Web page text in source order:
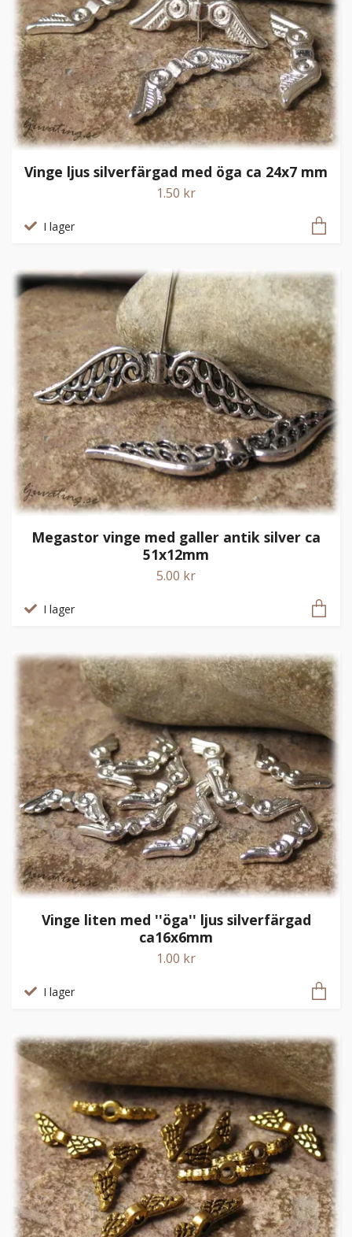
Vinge ljus silverfärgad med öga ca 24x7 mm
1.50 kr
I lager
Megastor vinge med galler antik silver ca
51x12mm
5.00 kr
I lager
Vinge liten med ''öga'' ljus silverfärgad
ca16x6mm
1.00 kr
I lager